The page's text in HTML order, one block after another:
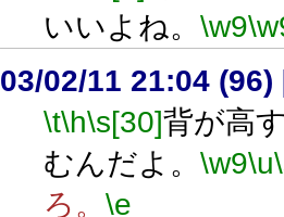
いいよね。 \w9
03/02/11 21:04 (96)
\t\h\s[30]背が高
むんだよ。 \w9\u
ろ。 \e